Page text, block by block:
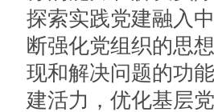
探索实践党建融入
断强化党组织的思
现和解决问题的功
建活力，优化基层